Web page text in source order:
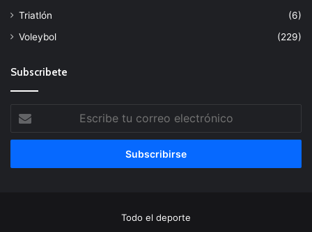
Triatlón
(6)
Voleybol
(229)
Subscribete
tu
correo
Todo el deporte